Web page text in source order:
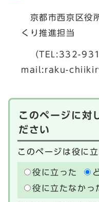
京都市西京区役
くり推進担当
（TEL:332-
mail:raku-
このページに対
ださい
このページは役に
役に立った
役に立たなかっ